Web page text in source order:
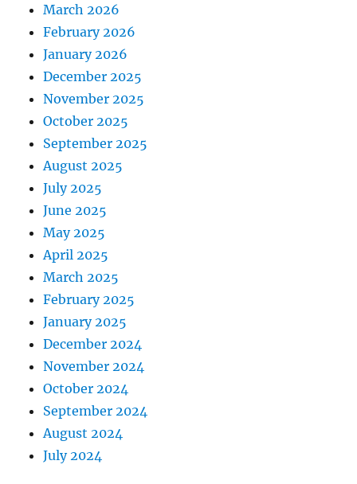
March 2026
February 2026
January 2026
December 2025
November 2025
October 2025
September 2025
August 2025
July 2025
June 2025
May 2025
April 2025
March 2025
February 2025
January 2025
December 2024
November 2024
October 2024
September 2024
August 2024
July 2024